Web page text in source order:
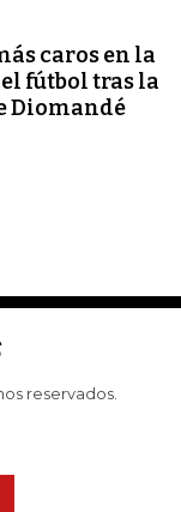
caros en la
fútbol tras la
Diomandé
reservados.